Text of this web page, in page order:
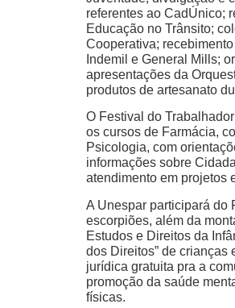
referentes ao CadÚnico;
Educação no Trânsito;
Cooperativa;
Indemil e General Mills;
apresentações da
produtos de artesanato
O Festival do
os cursos de Farmácia,
Psicologia, com
informações sobre
atendimento em projetos
A Unespar participará do
escorpiões, além da
Estudos e Direitos da
dos Direitos” de crianças
jurídica gratuita pra a
promoção da saúde
físicas.